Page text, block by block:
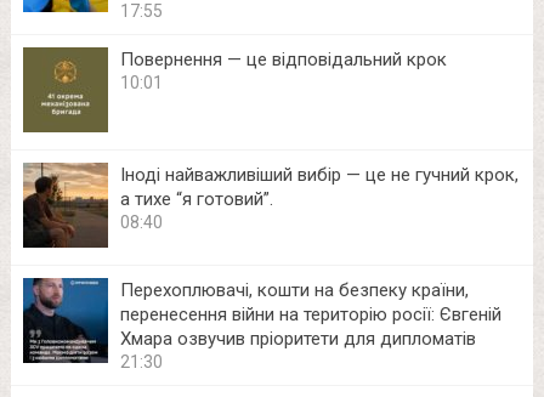
17:55
Повернення — це відповідальний крок
10:01
Іноді найважливіший вибір — це не гучний крок,
а тихе “я готовий”.
08:40
Перехоплювачі, кошти на безпеку країни,
перенесення війни на територію росії: Євгеній
Хмара озвучив пріоритети для дипломатів
21:30